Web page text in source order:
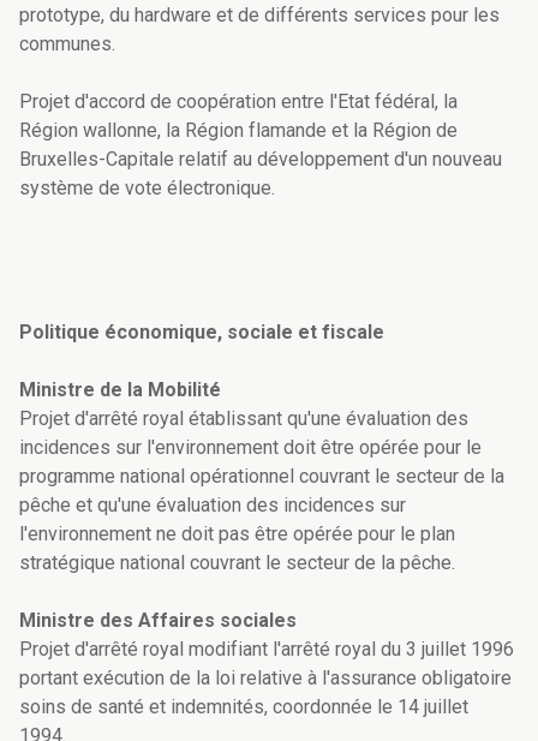
prototype, du hardware et de différents services pour les
communes.
Projet d'accord de coopération entre l'Etat fédéral, la
Région wallonne, la Région flamande et la Région de
Bruxelles-Capitale relatif au développement d'un nouveau
système de vote électronique.
Politique économique, sociale et fiscale
Ministre de la Mobilité
Projet d'arrêté royal établissant qu'une évaluation des
incidences sur l'environnement doit être opérée pour le
programme national opérationnel couvrant le secteur de la
pêche et qu'une évaluation des incidences sur
l'environnement ne doit pas être opérée pour le plan
stratégique national couvrant le secteur de la pêche.
Ministre des Affaires sociales
Projet d'arrêté royal modifiant l'arrêté royal du 3 juillet 1996
portant exécution de la loi relative à l'assurance obligatoire
soins de santé et indemnités, coordonnée le 14 juillet
1994.